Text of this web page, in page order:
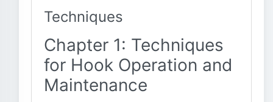
Techniques
Chapter 1: Techniques
for Hook Operation and
Maintenance